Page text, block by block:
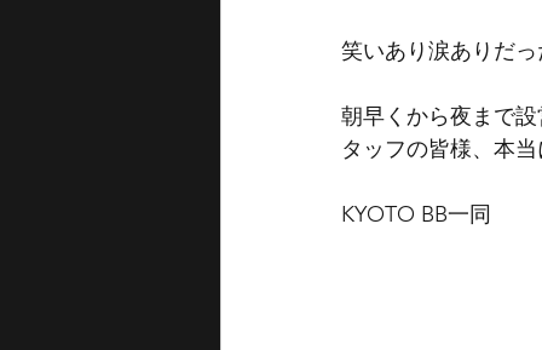
笑いあり涙ありだ
朝早くから夜まで
タッフの皆様、本
KYOTO BB一同